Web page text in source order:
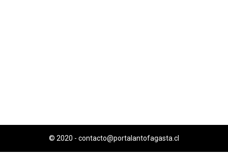
© 2020 - contacto@portalantofagasta.cl